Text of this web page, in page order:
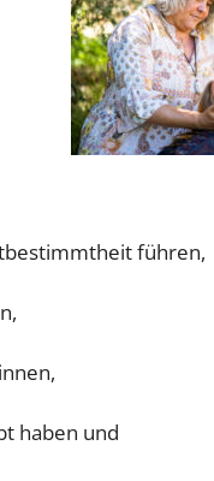
führen,
haben und